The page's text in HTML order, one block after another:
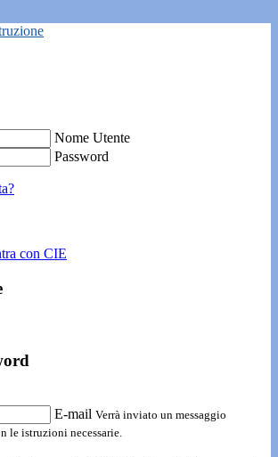
Nome Utente
Password
con CIE
E-mail Verrà inviato un messaggio
le istruzioni necessarie.